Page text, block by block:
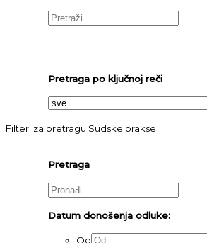
Pretraga po ključnoj reči
Filteri za pretragu Sudske prakse
Pretraga
Datum donošenja odluke:
Od